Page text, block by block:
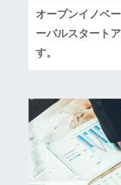
オープンイノベ
ーバルスタート
す。